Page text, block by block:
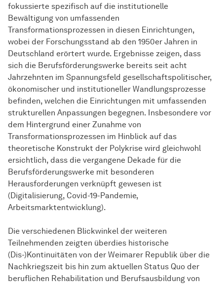
fokussierte spezifisch auf die institutionelle
Bewältigung von umfassenden
Transformationsprozessen in diesen Einrichtungen,
wobei der Forschungsstand ab den 1950er Jahren in
Deutschland erörtert wurde. Ergebnisse zeigen, dass
sich die Berufsförderungswerke bereits seit acht
Jahrzehnten im Spannungsfeld gesellschaftspolitischer,
ökonomischer und institutioneller Wandlungsprozesse
befinden, welchen die Einrichtungen mit umfassenden
strukturellen Anpassungen begegnen. Insbesondere vor
dem Hintergrund einer Zunahme von
Transformationsprozessen im Hinblick auf das
theoretische Konstrukt der Polykrise wird gleichwohl
ersichtlich, dass die vergangene Dekade für die
Berufsförderungswerke mit besonderen
Herausforderungen verknüpft gewesen ist
(Digitalisierung, Covid-19-Pandemie,
Arbeitsmarktentwicklung).
Die verschiedenen Blickwinkel der weiteren
Teilnehmenden zeigten überdies historische
(Dis-)Kontinuitäten von der Weimarer Republik über die
Nachkriegszeit bis hin zum aktuellen Status Quo der
beruflichen Rehabilitation und Berufsausbildung von